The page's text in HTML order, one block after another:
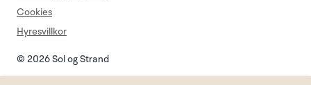
© 2026 Sol og Strand
Cookies
Hyresvillkor